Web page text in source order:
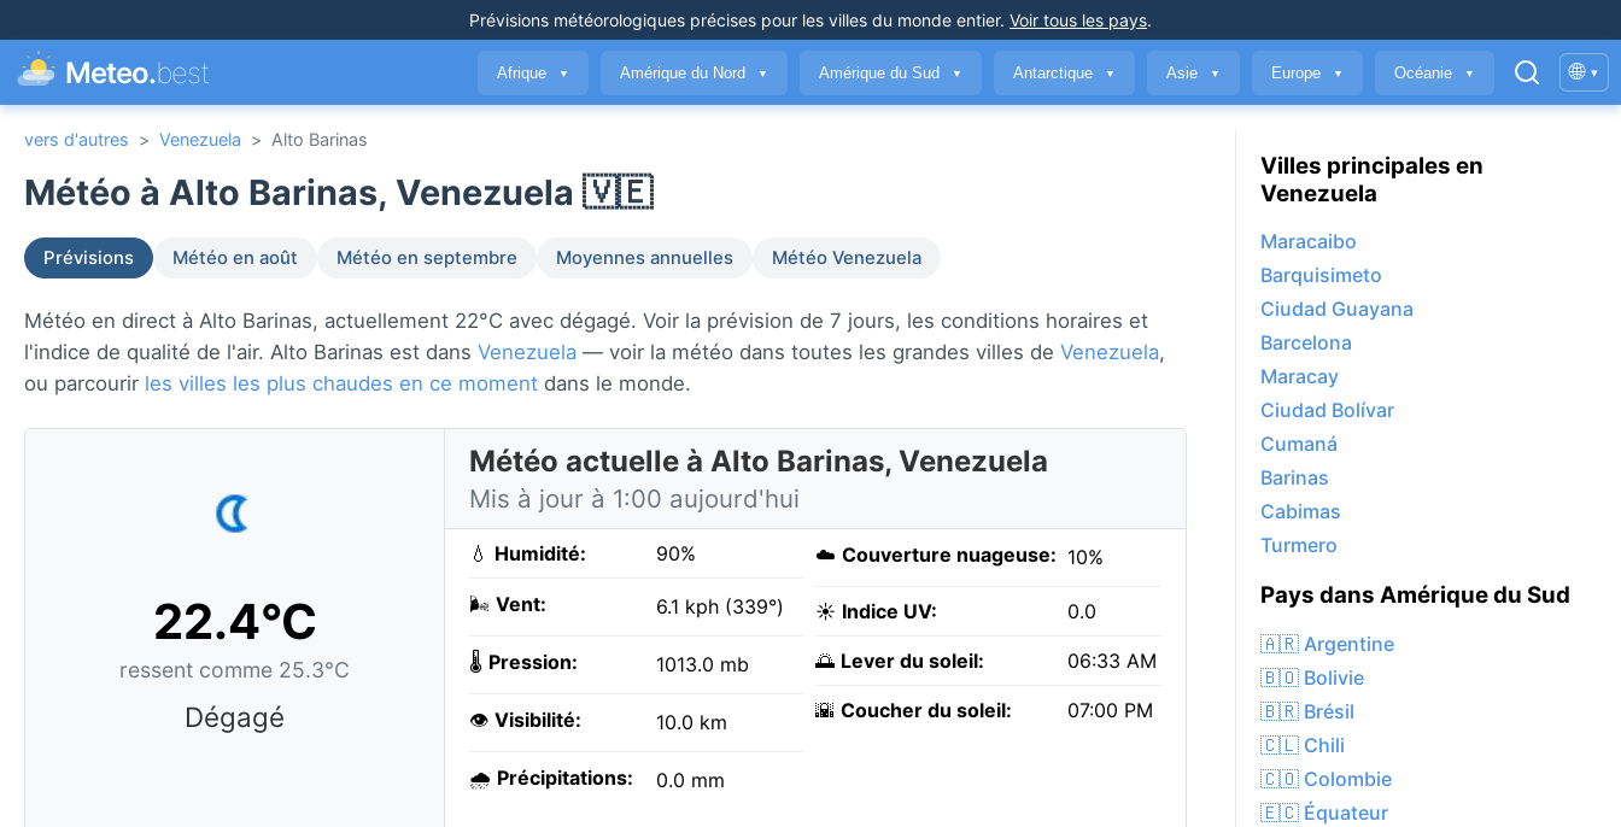
Prévisions météorologiques précises pour les villes du monde entier. Voir tous les pays.
Meteo.best Afrique ▼ Amérique du Nord ▼ Amérique du Sud ▼ Antarctique ▼ Asie ▼ Europe ▼ Océanie ▼ 🌐 ▾
vers d'autres > Venezuela > Alto Barinas
Météo à Alto Barinas, Venezuela 🇻🇪
Prévisions Météo en août Météo en septembre Moyennes annuelles Météo Venezuela
Météo en direct à Alto Barinas, actuellement 22°C avec dégagé. Voir la prévision de 7 jours, les conditions horaires et
l'indice de qualité de l'air. Alto Barinas est dans Venezuela — voir la météo dans toutes les grandes villes de Venezuela,
ou parcourir les villes les plus chaudes en ce moment dans le monde.
22.4°C
ressent comme 25.3°C
Dégagé
Météo actuelle à Alto Barinas, Venezuela
Mis à jour à 1:00 aujourd'hui
💧 Humidité: 90%
🌬️ Vent: 6.1 kph (339°)
🌡️ Pression: 1013.0 mb
👁️ Visibilité: 10.0 km
🌧️ Précipitations: 0.0 mm
☁️ Couverture nuageuse: 10%
☀️ Indice UV: 0.0
🌅 Lever du soleil: 06:33 AM
🌇 Coucher du soleil: 07:00 PM
Villes principales en
Venezuela
Maracaibo
Barquisimeto
Ciudad Guayana
Barcelona
Maracay
Ciudad Bolívar
Cumaná
Barinas
Cabimas
Turmero
Pays dans Amérique du Sud
🇦🇷 Argentine
🇧🇴 Bolivie
🇧🇷 Brésil
🇨🇱 Chili
🇨🇴 Colombie
🇪🇨 Équateur